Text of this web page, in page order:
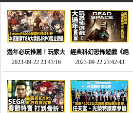
過年必玩推薦！玩家大
推的JRPG神作《神之
天平》介紹！-電玩宅
速配20230126
2023-09-22 23:43:16
經典科幻恐怖遊戲《絕
命異次元 重製版》重
回「石村號」的恐懼體
驗-電玩宅速配
20230125
2023-09-22 23:42:43